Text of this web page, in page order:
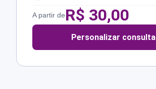
A partir deR$ 30,00
Personalizar consulta